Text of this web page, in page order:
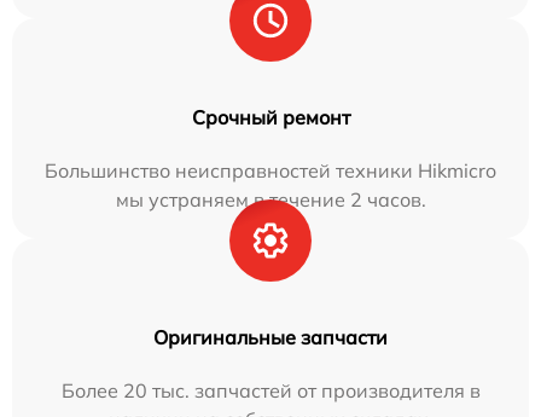
Срочный ремонт
Большинство неисправностей техники Hikmicro
мы устраняем в течение 2 часов.
Оригинальные запчасти
Более 20 тыс. запчастей от производителя в